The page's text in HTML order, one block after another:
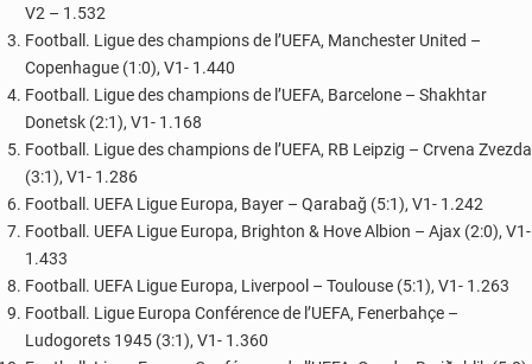
V2 – 1.532
Football. Ligue des champions de l’UEFA, Manchester United –
Copenhague (1:0), V1- 1.440
Football. Ligue des champions de l’UEFA, Barcelone – Shakhtar
Donetsk (2:1), V1- 1.168
Football. Ligue des champions de l’UEFA, RB Leipzig – Crvena Zvezda
(3:1), V1- 1.286
Football. UEFA Ligue Europa, Bayer – Qarabağ (5:1), V1- 1.242
Football. UEFA Ligue Europa, Brighton & Hove Albion – Ajax (2:0), V1-
1.433
Football. UEFA Ligue Europa, Liverpool – Toulouse (5:1), V1- 1.263
Football. Ligue Europa Conférence de l’UEFA, Fenerbahçe –
Ludogorets 1945 (3:1), V1- 1.360